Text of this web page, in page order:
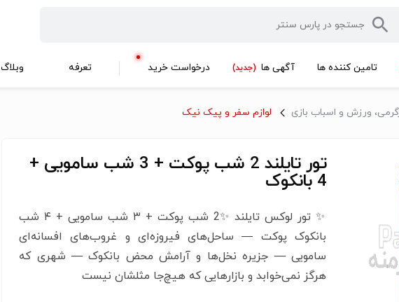
تامین کننده ها آگهی ها (جدید) درخواست خرید تعرفه وبلاگ
ورزش و اسباب بازی لوازم سفر و پیک نیک
تور تایلند 2 شب پوکت + 3 شب سامویی +
4 بانکوک
✨ تور لوکس تایلند ✨2 شب پوکت + ۳ شب سامویی + ۴ شب
بانکوک پوکت — ساحل‌های فیروزه‌ای و غروب‌های افسانه‌ای
سامویی — جزیره نخل‌ها و آرامش محض بانکوک — شهری که
هرگز نمی‌خوابد و بازارهایی که هیچ‌جا مثلشان نیست